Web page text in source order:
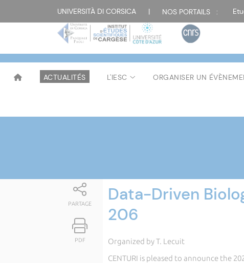
UNIVERSITÀ DI CORSICA | NOS PORTAILS :
ACTUALITÉS L'IESC ORGANISER UN
PARTAGE
PDF
Data-Driven
206
Organized by T. Lecuit
CENTURI is pleased to announce the